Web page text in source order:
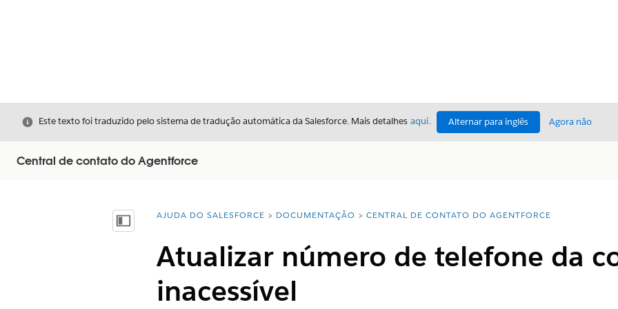
Fechar
Este texto foi traduzido pelo sistema de tradução automática da Salesforce. Mais detalhes aqui. Alternar para inglês Agora não
Central de contato do Agentforce
Mostrar índiceVocê está aqui:
AJUDA DO SALESFORCE DOCUMENTAÇÃO CENTRAL DE CONTATO DO AGENTFORCE
Atualizar número de telefone da
inacessível